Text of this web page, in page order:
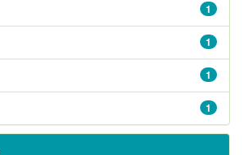
1
1
1
1